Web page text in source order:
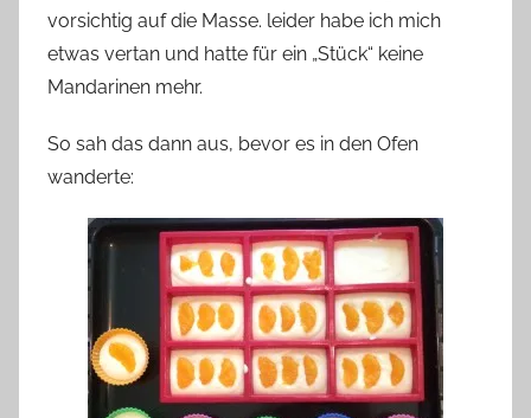
vorsichtig auf die Masse. leider habe ich mich
etwas vertan und hatte für ein „Stück“ keine
Mandarinen mehr.
So sah das dann aus, bevor es in den Ofen
wanderte: